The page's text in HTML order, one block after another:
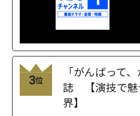
3位
「がんばって
誌 【演技で魅
界】